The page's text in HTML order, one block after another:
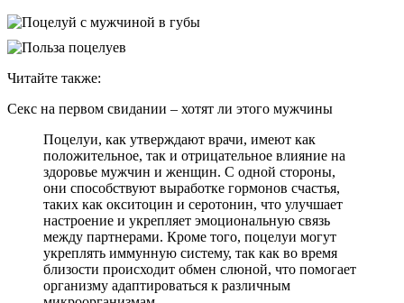
Читайте также:
Секс на первом свидании – хотят ли этого мужчины
Поцелуи, как утверждают врачи, имеют как
положительное, так и отрицательное влияние на
здоровье мужчин и женщин. С одной стороны,
они способствуют выработке гормонов счастья,
таких как окситоцин и серотонин, что улучшает
настроение и укрепляет эмоциональную связь
между партнерами. Кроме того, поцелуи могут
укреплять иммунную систему, так как во время
близости происходит обмен слюной, что помогает
организму адаптироваться к различным